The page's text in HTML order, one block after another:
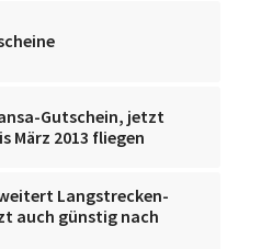
Gutschein, jetzt
März 2013 fliegen
Langstrecken-
auch günstig nach